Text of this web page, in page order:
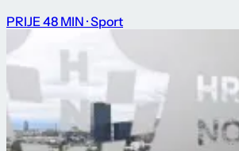
PRIJE 48 MIN · Sport